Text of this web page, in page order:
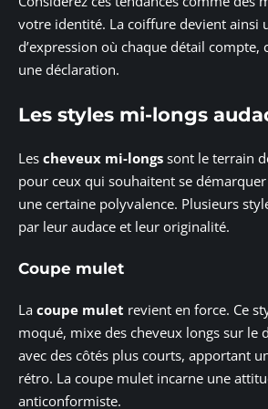
votre identité. La coiffure devient ainsi
d’expression où chaque détail compte,
une déclaration.
Les styles mi-longs
Les cheveux mi-longs sont le terrain
pour ceux qui souhaitent se
une certaine polyvalence. Plusieurs
par leur audace et leur originalité.
Coupe mulet
La coupe mulet revient en force. Ce
moqué, mixe des cheveux longs sur le
avec des côtés plus courts, apportant
rétro. La coupe mulet incarne une
anticonformiste.